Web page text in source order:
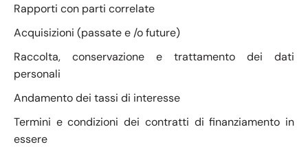
Rapporti con parti correlate
Acquisizioni (passate e /o future)
Raccolta, conservazione e trattamento dei dati
personali
Andamento dei tassi di interesse
Termini e condizioni dei contratti di finanziamento in
essere